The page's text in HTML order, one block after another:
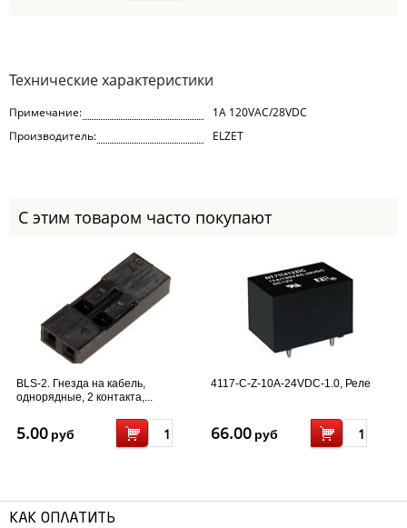
Технические характеристики
Примечание:
1A 120VAC/28VDC
Производитель:
ELZET
С этим товаром часто покупают
BLS-2. Гнезда на кабель,
однорядные, 2 контакта,...
5.00 руб
4117-C-Z-10A-24VDC-1.0, Реле
66.00 руб
КАК ОПЛАТИТЬ